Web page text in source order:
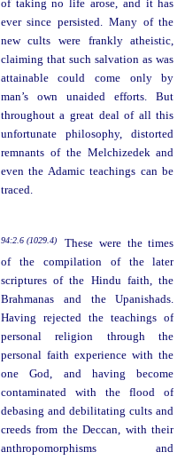
of taking no life arose, and it has
ever since persisted. Many of the
new cults were frankly atheistic,
claiming that such salvation as was
attainable could come only by
man’s own unaided efforts. But
throughout a great deal of all this
unfortunate philosophy, distorted
remnants of the Melchizedek and
even the Adamic teachings can be
traced.
94:2.6 (1029.4)
These were the times
of the compilation of the later
scriptures of the Hindu faith, the
Brahmanas and the Upanishads.
Having rejected the teachings of
personal religion through the
personal faith experience with the
one God, and having become
contaminated with the flood of
debasing and debilitating cults and
creeds from the Deccan, with their
anthropomorphisms and